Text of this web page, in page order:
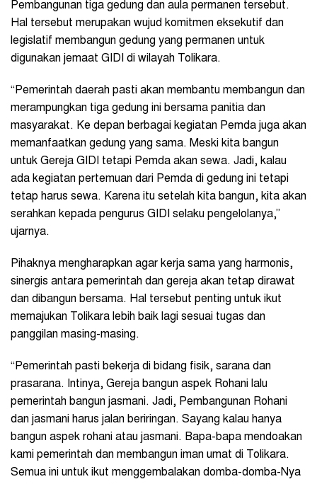
Pembangunan tiga gedung dan aula permanen tersebut.
Hal tersebut merupakan wujud komitmen eksekutif dan
legislatif membangun gedung yang permanen untuk
digunakan jemaat GIDI di wilayah Tolikara.
“Pemerintah daerah pasti akan membantu membangun dan
merampungkan tiga gedung ini bersama panitia dan
masyarakat. Ke depan berbagai kegiatan Pemda juga akan
memanfaatkan gedung yang sama. Meski kita bangun
untuk Gereja GIDI tetapi Pemda akan sewa. Jadi, kalau
ada kegiatan pertemuan dari Pemda di gedung ini tetapi
tetap harus sewa. Karena itu setelah kita bangun, kita akan
serahkan kepada pengurus GIDI selaku pengelolanya,”
ujarnya.
Pihaknya mengharapkan agar kerja sama yang harmonis,
sinergis antara pemerintah dan gereja akan tetap dirawat
dan dibangun bersama. Hal tersebut penting untuk ikut
memajukan Tolikara lebih baik lagi sesuai tugas dan
panggilan masing-masing.
“Pemerintah pasti bekerja di bidang fisik, sarana dan
prasarana. Intinya, Gereja bangun aspek Rohani lalu
pemerintah bangun jasmani. Jadi, Pembangunan Rohani
dan jasmani harus jalan beriringan. Sayang kalau hanya
bangun aspek rohani atau jasmani. Bapa-bapa mendoakan
kami pemerintah dan membangun iman umat di Tolikara.
Semua ini untuk ikut menggembalakan domba-domba-Nya